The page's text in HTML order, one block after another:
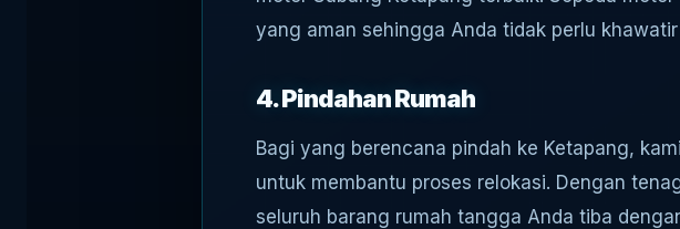
yang aman sehingga Anda tidak perlu
4. Pindahan Rumah
Bagi yang berencana pindah ke Ketapang,
untuk membantu proses relokasi. Dengan
seluruh barang rumah tangga Anda tiba